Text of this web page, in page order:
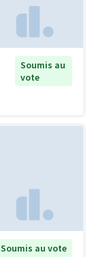
Soumis au
vote
Soumis au vote